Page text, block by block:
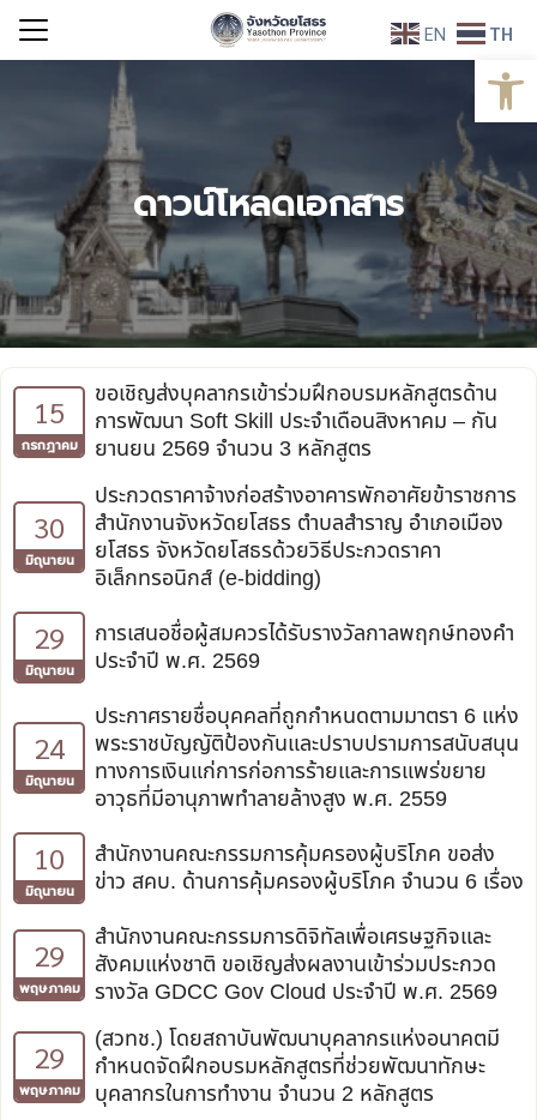
Skip
ดาวน์โหลดเอกสาร
15
กรกฎาคม
ขอเชิญส่งบุคลากรเข้าร่วมฝึกอบรมหลักสูตรด้าน
การพัฒนา Soft Skill ประจำเดือนสิงหาคม – กัน
ยานยน 2569 จำนวน 3 หลักสูตร
30
มิถุนายน
ประกวดราคาจ้างก่อสร้างอาคารพักอาศัยข้าราชการ
สำนักงานจังหวัดยโสธร ตำบลสำราญ อำเภอเมือง
ยโสธร จังหวัดยโสธรด้วยวิธีประกวดราคา
อิเล็กทรอนิกส์ (e-bidding)
29
มิถุนายน
การเสนอชื่อผู้สมควรได้รับรางวัลกาลพฤกษ์ทองคำ
ประจำปี พ.ศ. 2569
24
มิถุนายน
ประกาศรายชื่อบุคคลที่ถูกกำหนดตามมาตรา 6 แห่ง
พระราชบัญญัติป้องกันและปราบปรามการสนับสนุน
ทางการเงินแก่การก่อการร้ายและการแพร่ขยาย
อาวุธที่มีอานุภาพทำลายล้างสูง พ.ศ. 2559
10
มิถุนายน
สำนักงานคณะกรรมการคุ้มครองผู้บริโภค ขอส่ง
ข่าว สคบ. ด้านการคุ้มครองผู้บริโภค จำนวน 6 เรื่อง
29
พฤษภาคม
สำนักงานคณะกรรมการดิจิทัลเพื่อเศรษฐกิจและ
สังคมแห่งชาติ ขอเชิญส่งผลงานเข้าร่วมประกวด
รางวัล GDCC Gov Cloud ประจำปี พ.ศ. 2569
29
พฤษภาคม
(สวทช.) โดยสถาบันพัฒนาบุคลากรแห่งอนาคตมี
กำหนดจัดฝึกอบรมหลักสูตรที่ช่วยพัฒนาทักษะ
บุคลากรในการทำงาน จำนวน 2 หลักสูตร
EN TH